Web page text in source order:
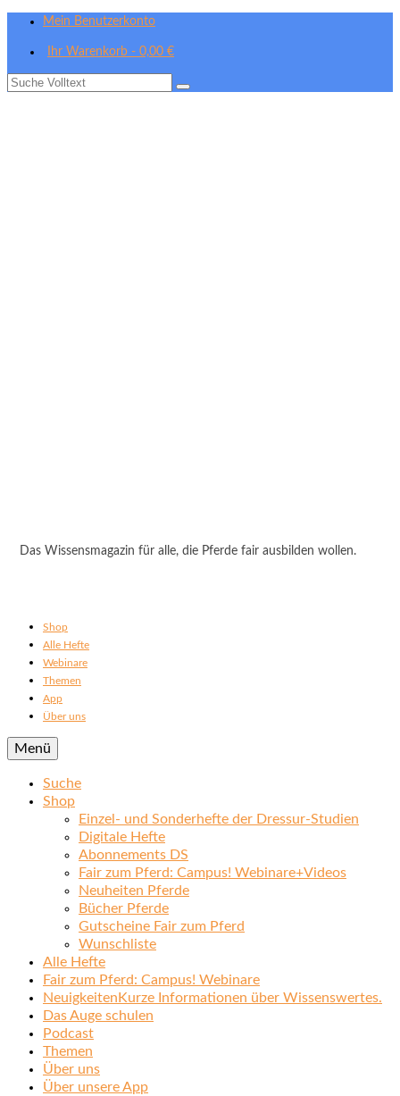
Mein Benutzerkonto
Ihr Warenkorb - 0,00 €
Suche
Das Wissensmagazin für alle, die Pferde fair ausbilden wollen.
Shop
Alle Hefte
Webinare
Themen
App
Über uns
Menü
Suche
Shop
Einzel- und Sonderhefte der Dressur-Studien
Digitale Hefte
Abonnements DS
Fair zum Pferd: Campus! Webinare+Videos
Neuheiten Pferde
Bücher Pferde
Gutscheine Fair zum Pferd
Wunschliste
Alle Hefte
Fair zum Pferd: Campus! Webinare
Neuigkeiten Kurze Informationen über Wissenswertes.
Das Auge schulen
Podcast
Themen
Über uns
Über unsere App